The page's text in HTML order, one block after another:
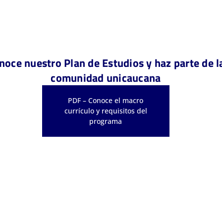
nuestro Plan de Estudios y haz parte de
comunidad unicaucana
PDF – Conoce el macro
currículo y requisitos del
programa